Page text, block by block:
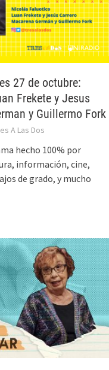
27 de octubre:
Frekete y Jesus
y Guillermo Fork
A Las Dos
hecho 100% por
información, cine,
de grado, y mucho